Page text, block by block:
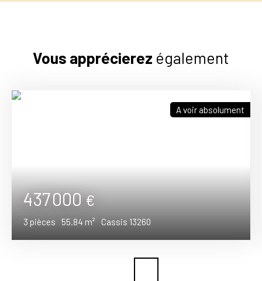
Vous apprécierez également
437 000€
3 pièces 55.84 m² Cassis 13260
A voir absolument